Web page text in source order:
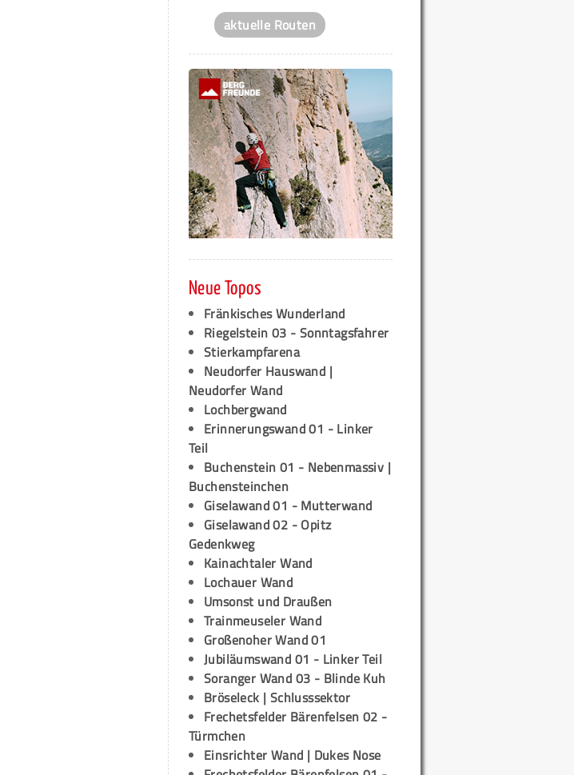
aktuelle Routen
Neue Topos
Fränkisches Wunderland
Riegelstein 03 - Sonntagsfahrer
Stierkampfarena
Neudorfer Hauswand |
Neudorfer Wand
Lochbergwand
Erinnerungswand 01 - Linker
Teil
Buchenstein 01 - Nebenmassiv |
Buchensteinchen
Giselawand 01 - Mutterwand
Giselawand 02 - Opitz
Gedenkweg
Kainachtaler Wand
Lochauer Wand
Umsonst und Draußen
Trainmeuseler Wand
Großenoher Wand 01
Jubiläumswand 01 - Linker Teil
Soranger Wand 03 - Blinde Kuh
Bröseleck | Schlusssektor
Frechetsfelder Bärenfelsen 02 -
Türmchen
Einsrichter Wand | Dukes Nose